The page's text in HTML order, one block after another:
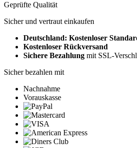
Geprüfte Qualität
Sicher und vertraut einkaufen
Deutschland: Kostenloser
Kostenloser Rückversand
Sichere Bezahlung mit SSL-
Sicher bezahlen mit
Nachnahme
Vorauskasse